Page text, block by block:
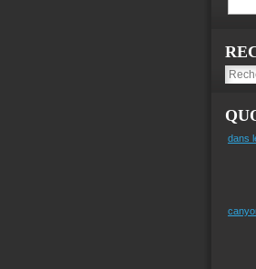
dans